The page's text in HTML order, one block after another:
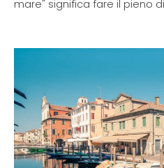
mare" significa fare il pieno